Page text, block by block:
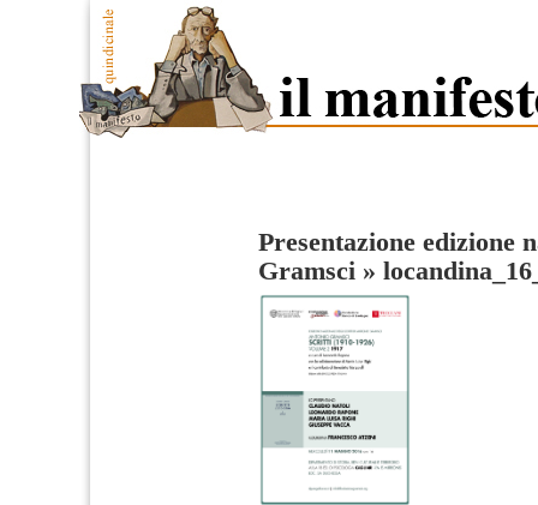
Presentazione edizione
Gramsci »